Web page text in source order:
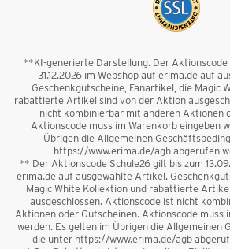
**KI-generierte Darstellung. Der Aktionscode
31.12.2026 im Webshop auf erima.de auf
Geschenkgutscheine, Fanartikel, die Magic
rabattierte Artikel sind von der Aktion
nicht kombinierbar mit anderen Aktionen
Aktionscode muss im Warenkorb eingeben
Übrigen die Allgemeinen
https://www.erima.de/agb abgerufen
** Der Aktionscode Schule26 gilt bis zum
erima.de auf ausgewählte Artikel.
Magic White Kollektion und rabattierte
ausgeschlossen. Aktionscode ist nicht
Aktionen oder Gutscheinen. Aktionscode muss
werden. Es gelten im Übrigen die Allgemeinen
die unter https://www.erima.de/agb